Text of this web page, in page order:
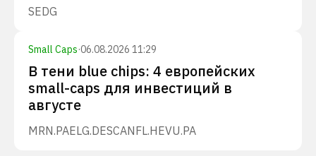
SEDG
Small Caps·06.08.2026 11:29
В тени blue chips: 4 европейских
small-caps для инвестиций в
августе
MRN.PAELG.DESCANFL.HEVU.PA